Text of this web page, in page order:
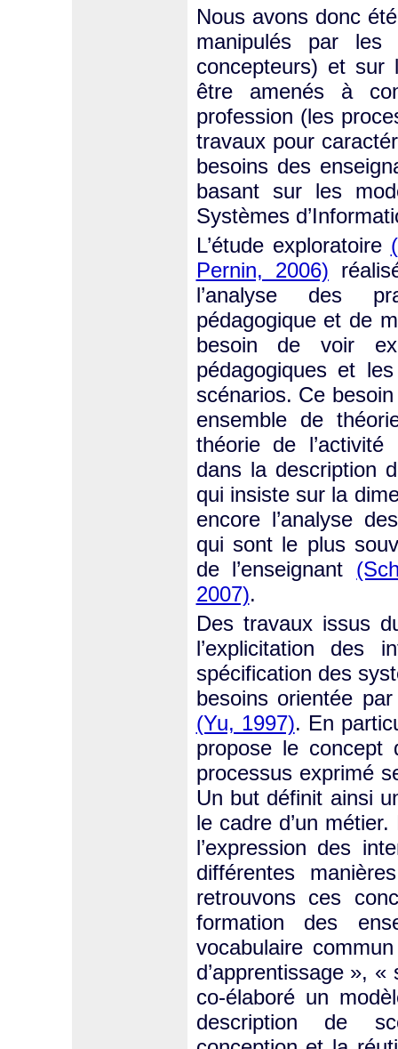
Nous avons donc
manipulés par les
concepteurs) et sur
être amenés à
profession (les
travaux pour
besoins des
basant sur les
Systèmes
L’étude exploratoire
Pernin, 2006)
l’analyse des
pédagogique et de
besoin de voir
pédagogiques et
scénarios. Ce
ensemble de
théorie de
dans la description
qui insiste sur la
encore l’analyse
qui sont le plus
de l’enseignant
2007).
Des travaux issus
l’explicitation des
spécification des
besoins orientée
(Yu, 1997). En
propose le
processus exprimé
Un but définit ainsi
le cadre d’un
l’expression des
différentes
retrouvons ces
formation des
vocabulaire
d’apprentissage »,
co-élaboré un
description de